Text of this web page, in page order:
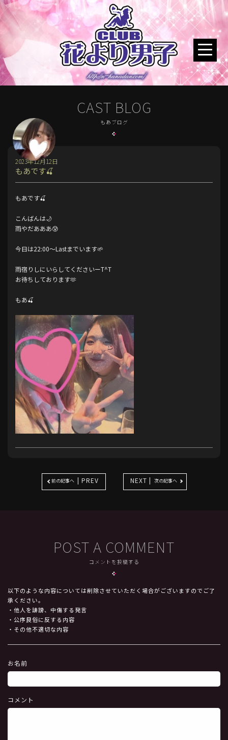
CAST BLOG
もあブログ
もあです🍒
2023年12月12日
もあです🍒
こんばんは🌙
雨やだあああ😰
今日は22:00〜Lastまでいます🌱
雨宿りしにいらしてくださいーT^T
お待ちしております🫶
もあ🍒
前の記事へ | PREV NEXT | 次の記事へ
POST A COMMENT
コメントを投稿する
以下のような内容については削除させていただく場合がございますのでご了
承ください。
・他人を誹謗、中傷する発言
・公序良俗に反する内容
・その他不適切な内容
お名前
コメント